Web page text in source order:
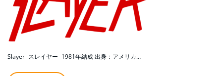
Slayer -スレイヤー- 1981年結成 出身：アメリカ…